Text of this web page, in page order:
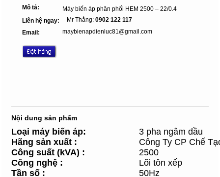
Mô tả:
Máy biến áp phân phối HEM 2500 – 22/0.4
Liên hệ ngay:
Mr Thắng: 0902 122 117
Email:
maybienapdienluc81@gmail.com
Nội dung sản phẩm
Loại máy biến áp:
3 pha ngâm dầu
Hãng sản xuất :
Công Ty CP Chế
Công suất (kVA) :
2500
Công nghệ :
Lõi tôn xếp
Tần số :
50Hz